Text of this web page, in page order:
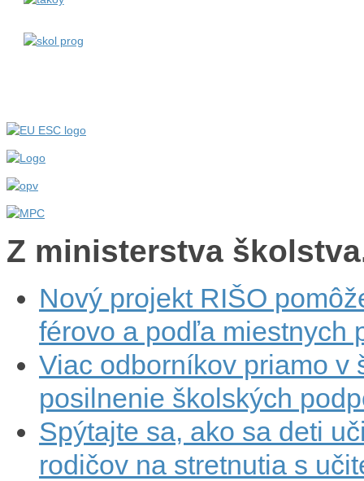
Z ministerstva
Nový projekt RIŠO
férovo a podľa miestnych
Viac odborníkov priamo v
posilnenie školských
Spýtajte sa, ako sa deti
rodičov na stretnutia s